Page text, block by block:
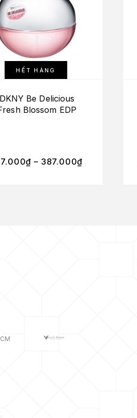
HẾT HÀNG
DKNY Be Delicious
Blossom EDP
₫ – 387.000₫